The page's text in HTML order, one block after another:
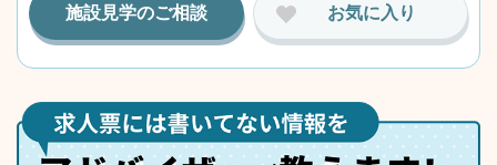
施設見学のご相談 お気に入り